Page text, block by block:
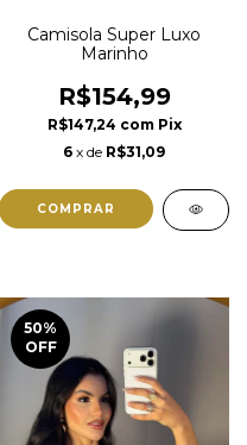
Camisola Super Luxo
Marinho
R$154,99
R$147,24 com Pix
6 x de R$31,09
COMPRAR
50%
OFF